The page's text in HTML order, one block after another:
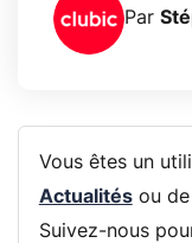
Par
Vous êtes un
Actualitésou de
Suivez-nous